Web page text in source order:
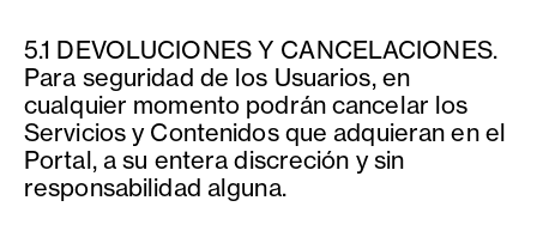
5.1 DEVOLUCIONES Y CANCELACIONES.
Para seguridad de los Usuarios, en
cualquier momento podrán cancelar los
Servicios y Contenidos que adquieran en el
Portal, a su entera discreción y sin
responsabilidad alguna.